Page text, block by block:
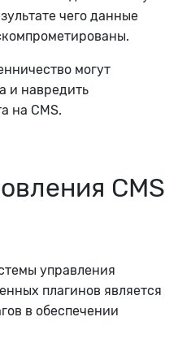
чего данные
могут
и навредить
на CMS.
CMS
управления
плагинов является
в обеспечении